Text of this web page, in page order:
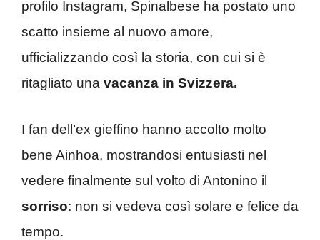
profilo Instagram, Spinalbese ha postato uno
scatto insieme al nuovo amore,
ufficializzando così la storia, con cui si è
ritagliato una vacanza in Svizzera.
I fan dell’ex gieffino hanno accolto molto
bene Ainhoa, mostrandosi entusiasti nel
vedere finalmente sul volto di Antonino il
sorriso: non si vedeva così solare e felice da
tempo.